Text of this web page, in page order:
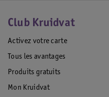
Club Kruidvat
Activez votre carte
Tous les avantages
Produits gratuits
Mon Kruidvat